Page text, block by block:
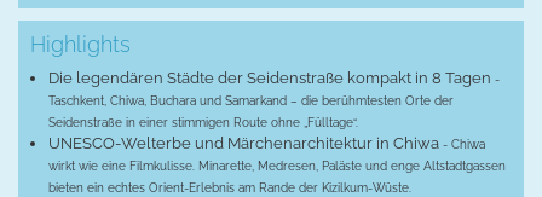
Highlights
Die legendären Städte der Seidenstraße kompakt in 8 Tagen -
Taschkent, Chiwa, Buchara und Samarkand – die berühmtesten Orte der
Seidenstraße in einer stimmigen Route ohne „Fülltage“.
UNESCO-Welterbe und Märchenarchitektur in Chiwa - Chiwa
wirkt wie eine Filmkulisse. Minarette, Medresen, Paläste und enge Altstadtgassen
bieten ein echtes Orient-Erlebnis am Rande der Kizilkum-Wüste.